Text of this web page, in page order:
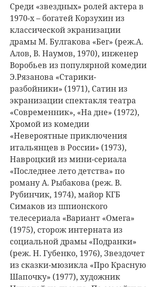
Среди «звездных» ролей актера в
1970-х – богатей Корзухин из
классической экранизации
драмы М. Булгакова «Бег» (реж.А.
Алов, В. Наумов, 1970), инженер
Воробьев из популярной комедии
Э.Рязанова «Старики-
разбойники» (1971), Сатин из
экранизации спектакля театра
«Современник», «На дне» (1972),
Хромой из комедии
«Невероятные приключения
итальянцев в России» (1973),
Навроцкий из мини-сериала
«Последнее лето детства» по
роману А. Рыбакова (реж. В.
Рубинчик, 1974), майор КГБ
Симаков из шпионского
телесериала «Вариант «Омега»
(1975), сторож интерната из
социальной драмы «Подранки»
(реж. Н. Губенко, 1976), Звездочет
из сказки-мюзикла «Про Красную
Шапочку» (1977), художник